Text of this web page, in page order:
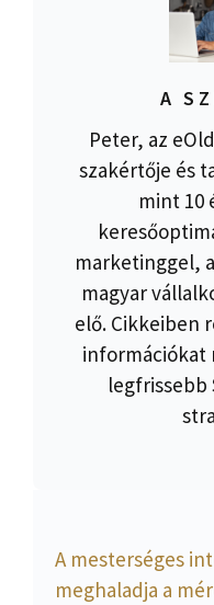
A
Peter, az
szakértője és
mint 10
marketinggel,
magyar
elő. Cikkeiben
információkat
legfrissebb
A mesterséges
meghaladja a